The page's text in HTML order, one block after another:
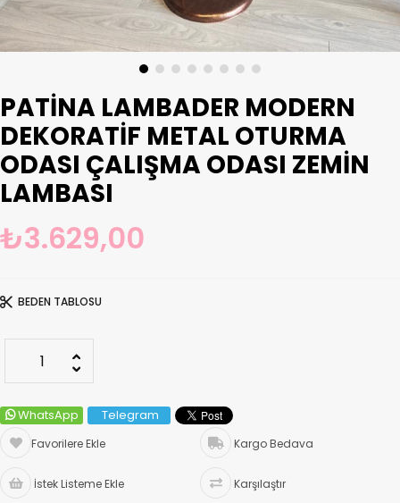
PATINA LAMBADER MODERN
DEKORATIF METAL OTURMA
ODASI ÇALIŞMA ODASI ZEMIN
LAMBASI
₺3.629,00
BEDEN TABLOSU
WhatsApp Telegram
Favorilere Ekle Kargo Bedava
İstek Listeme Ekle Karşılaştır